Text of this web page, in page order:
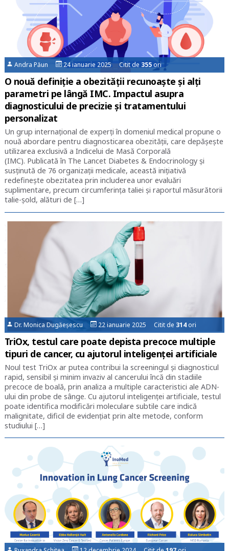
Andra Păun 24 ianuarie 2025 Citit de 355ori
O nouă definiție a obezității recunoaște și alți
parametri pe lângă IMC. Impactul asupra
diagnosticului de precizie și tratamentului
personalizat
Un grup internațional de experți în domeniul medical propune o
nouă abordare pentru diagnosticarea obezității, care depășește
utilizarea exclusivă a Indicelui de Masă Corporală
(IMC). Publicată în The Lancet Diabetes & Endocrinology și
susținută de 76 organizații medicale, această inițiativă
redefinește obezitatea prin includerea unor evaluări
suplimentare, precum circumferința taliei și raportul măsurătorii
talie-șold, alături de […]
Dr. Monica Dugăeșescu 22 ianuarie 2025 Citit de 314ori
TriOx, testul care poate depista precoce multiple
tipuri de cancer, cu ajutorul inteligenței artificiale
Noul test TriOx ar putea contribui la screeningul și diagnosticul
rapid, sensibil și minim invaziv al cancerului încă din stadiile
precoce de boală, prin analiza a multiple caracteristici ale ADN-
ului din probe de sânge. Cu ajutorul inteligenței artificiale, testul
poate identifica modificări moleculare subtile care indică
malignitate, dificil de evidențiat prin alte metode, conform
studiului […]